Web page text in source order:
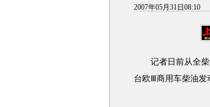
2007年05月31日08:10
记者日前从全柴
台欧Ⅲ商用车柴油发